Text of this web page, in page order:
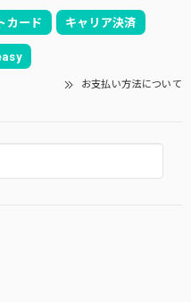
カード キャリア決済
お支払い方法について